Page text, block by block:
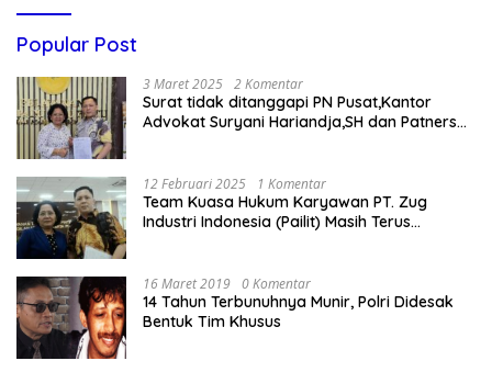
Popular Post
3 Maret 2025 2 Komentar
Surat tidak ditanggapi PN Pusat,Kantor
Advokat Suryani Hariandja,SH dan Patners
12 Februari 2025 1 Komentar
Team Kuasa Hukum Karyawan PT. Zug
Industri Indonesia (Pailit) Masih Terus
16 Maret 2019 0 Komentar
14 Tahun Terbunuhnya Munir, Polri Didesak
Bentuk Tim Khusus